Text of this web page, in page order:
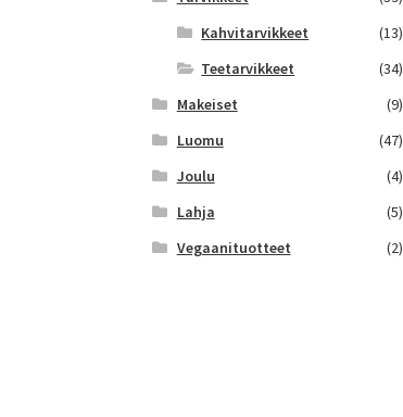
Kahvitarvikkeet
(13)
Teetarvikkeet
(34)
Makeiset
(9)
Luomu
(47)
Joulu
(4)
Lahja
(5)
Vegaanituotteet
(2)